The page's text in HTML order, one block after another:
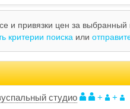
и привязки цен за выбранный
критерии поиска или
студио + +